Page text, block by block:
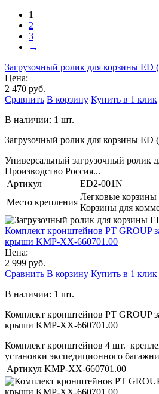
1
2
3
→
Загрузочный ролик для корзины ED
Цена:
2 470 руб.
Сравнить В корзину Купить в 1 клик
В наличии: 1 шт.
Загрузочный ролик для корзины ED
Универсальный загрузочный ролик
Производство Россия...
Артикул
ED2-001N
Место крепления
Легковые корзины
Корзины для
Комплект кронштейнов PT GROUP
крыши KMP-XX-660701.00
Цена:
2 999 руб.
Сравнить В корзину Купить в 1 клик
В наличии: 1 шт.
Комплект кронштейнов PT GROUP
крыши KMP-XX-660701.00
Комплект кронштейнов 4 шт.
установки экспедиционного
Артикул KMP-XX-660701.00